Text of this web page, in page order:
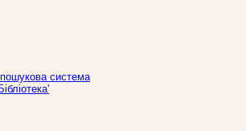
пошукова система